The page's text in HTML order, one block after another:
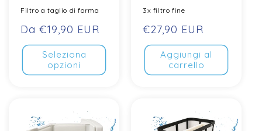
Filtro a taglio di forma
Prezzo
normale
Da €19,90 EUR
Seleziona
opzioni
3x filtro fine
Prezzo
normale
€27,90 EUR
Aggiungi al
carrello